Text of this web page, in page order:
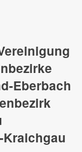
Eberbach